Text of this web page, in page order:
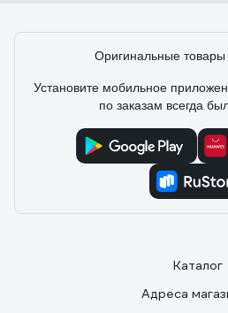
Оригинальные товары
Установите мобильное
по заказам всегда
Каталог
Адреса